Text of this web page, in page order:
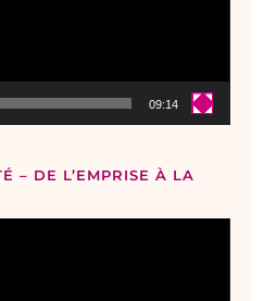
09:14
– DE L’EMPRISE À LA